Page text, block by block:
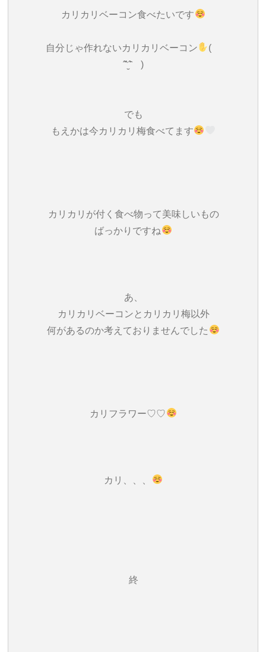
カリカリベーコン食べたいです
自分じゃ作れないカリカリベーコン
(
ˆ̑‵̮ˆ̑ )
でも
もえかは今カリカリ梅食べてます
カリカリが付く食べ物って美味しいもの
ばっかりですね
あ、
カリカリベーコンとカリカリ梅以外
何があるのか考えておりませんでした
カリフラワー♡♡
カリ、、、
終